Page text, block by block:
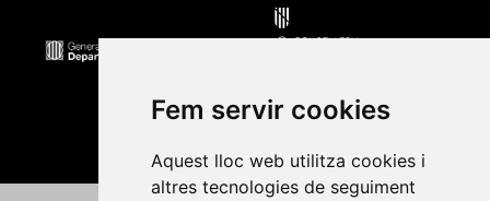
Fem servir cookies
Aquest lloc web utilitza cookies i
altres tecnologies de seguiment